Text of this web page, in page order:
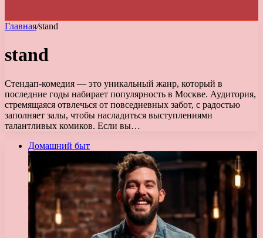
Главная/stand
stand
Стендап-комедия — это уникальный жанр, который в
последние годы набирает популярность в Москве. Аудитория,
стремящаяся отвлечься от повседневных забот, с радостью
заполняет залы, чтобы насладиться выступлениями
талантливых комиков. Если вы…
Домашний быт